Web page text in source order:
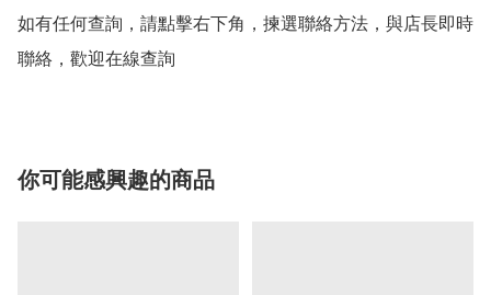
如有任何查詢，請點擊右下角，揀選聯絡方法，與店長即時
聯絡，歡迎在線查詢
你可能感興趣的商品